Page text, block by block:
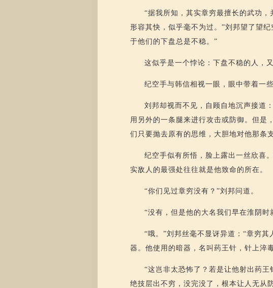
“据我所知，其实章穷最擅长的武功
形容其快，似乎毫不为过。”刘邦望了望
于他们的下盘总是不稳。”
这似乎是一个悖论：下盘不稳的人，
纪空手与韩信相视一眼，眼中带着一
刘邦却视而不见，自顾自地沉声接道
用另外的一条腿来进行攻击或防御。但是
们只要抛去原有的思维，大胆地对他那条
纪空手似有所悟，脸上露出一丝欣喜
实敌人的最强处往往就是他致命的所在。
“你们见过章穷没有？”刘邦问道。
“没有，但是他的大名我们早在淮阴时
“哦。”刘邦丝毫不显讶异道：“章穷
器。他使用的暗器，名叫药王针，针上淬
“这岂非太恐怖了？若是让他射出药
绝技层出不穷，没完没了，根本让人无从